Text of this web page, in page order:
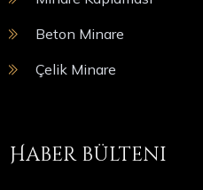
Beton Minare
Çelik Minare
Haber bülteni